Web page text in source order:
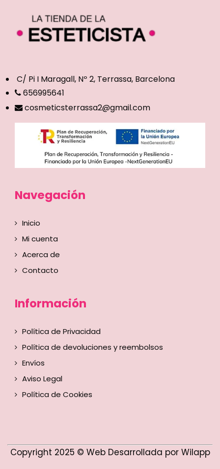
C/ Pi I Maragall, Nº 2, Terrassa, Barcelona
656995641
cosmeticsterrassa2@gmail.com
Navegación
Inicio
Mi cuenta
Acerca de
Contacto
Información
Política de Privacidad
Política de devoluciones y reembolsos
Envíos
Aviso Legal
Política de Cookies
Copyright 2025 © Web Desarrollada por Wilapp